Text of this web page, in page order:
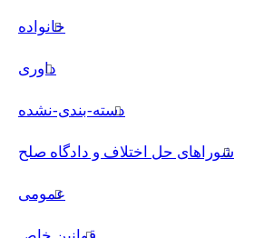
خانواده
داوری
دسته-بندی-نشده
شوراهای حل اختلاف و دادگاه صلح
عمومی